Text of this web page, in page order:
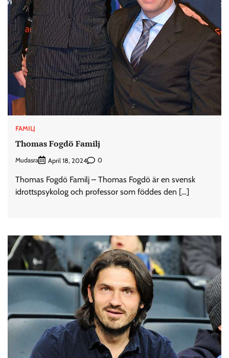
FAMILJ
Thomas Fogdö Familj
Mudasra April 18, 2024 0
Thomas Fogdö Familj – Thomas Fogdö är en svensk
idrottspsykolog och professor som föddes den […]